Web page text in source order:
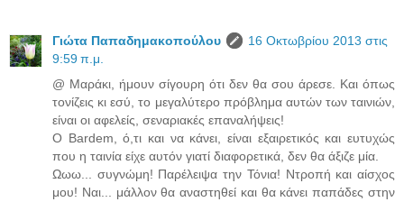
Γιώτα Παπαδημακοπούλου
16 Οκτωβρίου 2013 στις
9:59 π.μ.
@ Μαράκι, ήμουν σίγουρη ότι δεν θα σου άρεσε. Και όπως
τονίζεις κι εσύ, το μεγαλύτερο πρόβλημα αυτών των ταινιών,
είναι οι αφελείς, σεναριακές επαναλήψεις!
Ο Bardem, ό,τι και να κάνει, είναι εξαιρετικός και ευτυχώς
που η ταινία είχε αυτόν γιατί διαφορετικά, δεν θα άξιζε μία.
Ωωω... συγνώμη! Παρέλειψα την Τόνια! Ντροπή και αίσχος
μου! Ναι... μάλλον θα αναστηθεί και θα κάνει παπάδες στην